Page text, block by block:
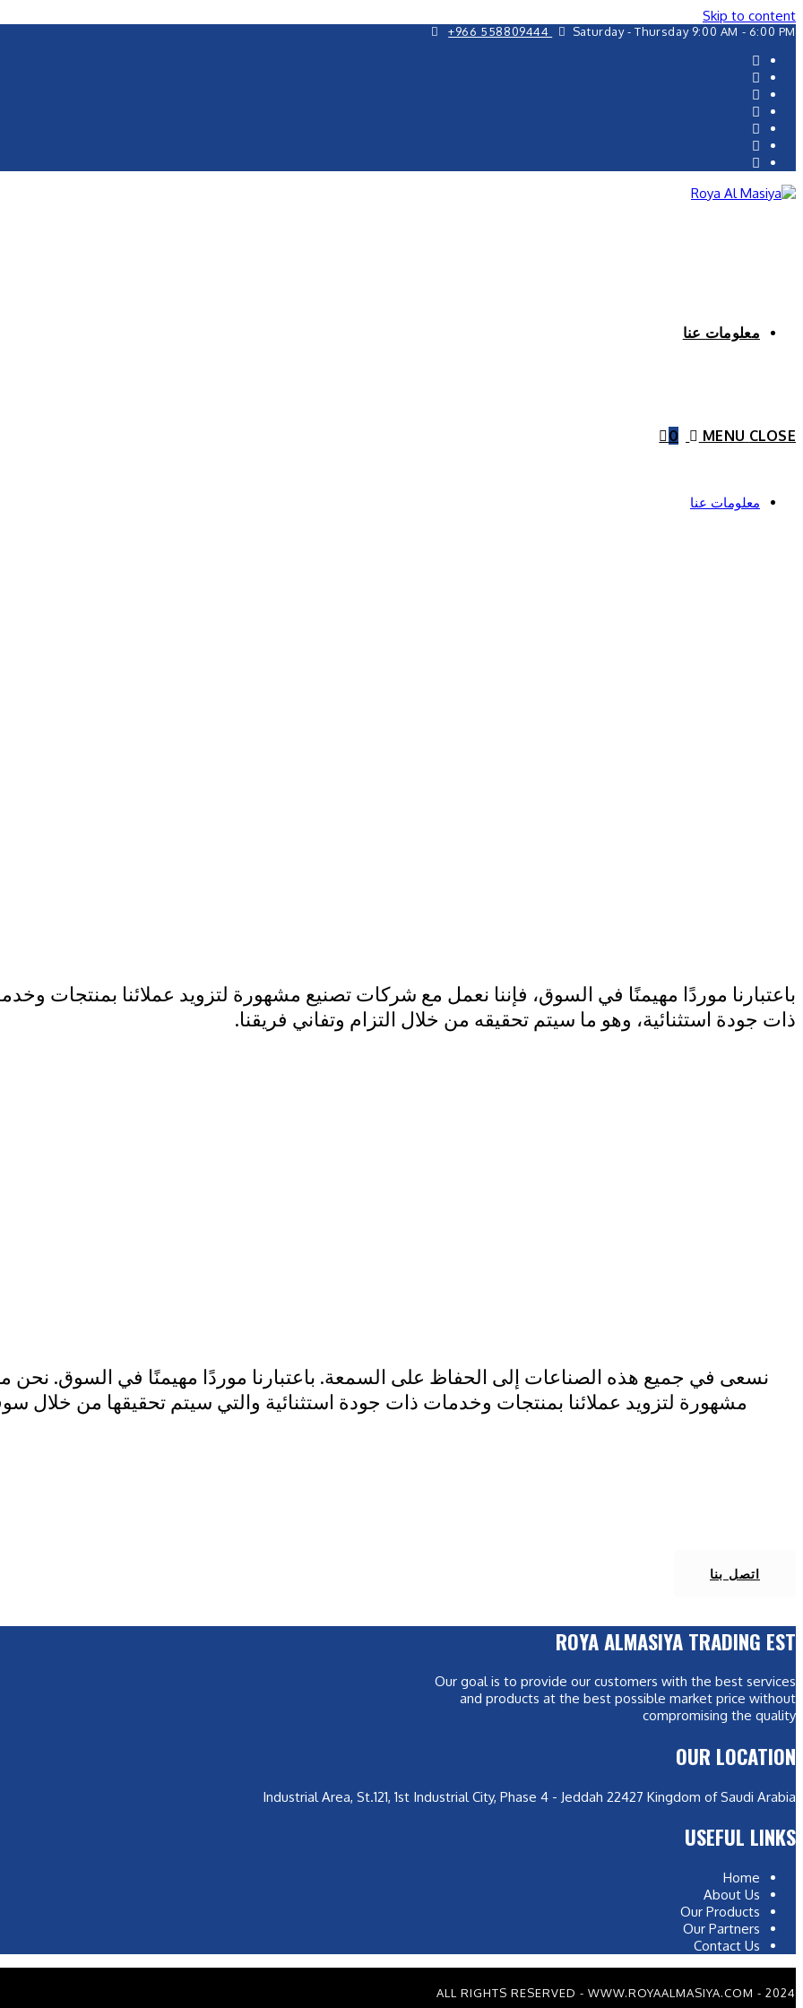
Skip to content
+966 558809444 Saturday - Thursday 9:00 AM - 6:00 PM
معلومات عنا
0 MENU CLOSE
معلومات عنا
باعتبارنا موردًا مهيمنًا في السوق، فإننا نعمل مع شركات تصنيع مشهورة لتزويد عملائنا بمنتجات
ذات جودة استثنائية، وهو ما سيتم تحقيقه من خلال التزام وتفاني فريقنا.
نسعى في جميع هذه الصناعات إلى الحفاظ على السمعة. باعتبارنا موردًا مهيمنًا في السوق.
مشهورة لتزويد عملائنا بمنتجات وخدمات ذات جودة استثنائية والتي سيتم تحقيقها من خلال
اتصل بنا
ROYA ALMASIYA TRADING EST
Our goal is to provide our customers with the best services
and products at the best possible market price without
compromising the quality
OUR LOCATION
Industrial Area, St.121, 1st Industrial City, Phase 4 - Jeddah 22427 Kingdom of Saudi Arabia
USEFUL LINKS
Home
About Us
Our Products
Our Partners
Contact Us
2024 - ALL RIGHTS RESERVED - WWW.ROYAALMASIYA.COM